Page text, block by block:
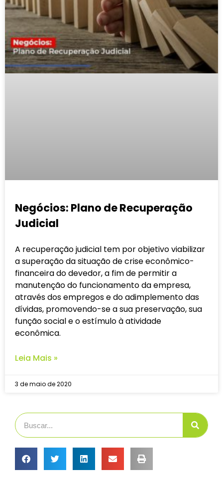
Negócios: Plano de Recuperação
Judicial
A recuperação judicial tem por objetivo viabilizar
a superação da situação de crise econômico-
financeira do devedor, a fim de permitir a
manutenção do funcionamento da empresa,
através dos empregos e do adimplemento das
dívidas, promovendo-se a sua preservação, sua
função social e o estímulo à atividade
econômica.
Leia Mais »
3 de maio de 2020